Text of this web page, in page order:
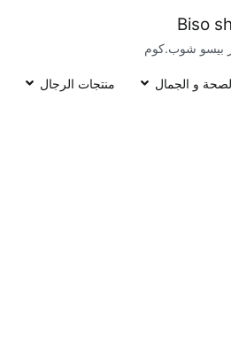
Biso
بيسو شوب.كوم
و الجمال منتجات الرجال